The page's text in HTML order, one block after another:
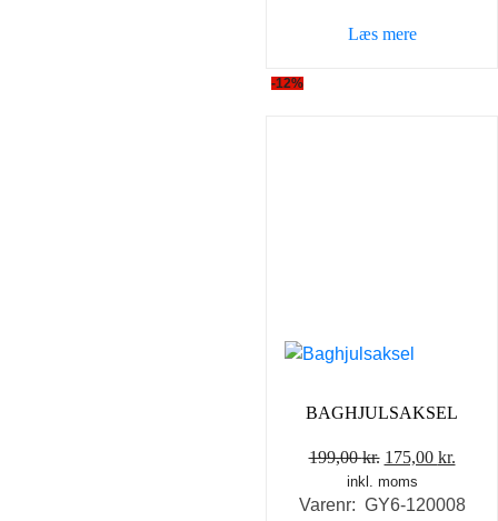
69,00 kr..
Læs mere
-12%
BAGHJULSAKSEL
199,00kr. Den
oprindelige
pris
175,00 kr.
pris
inkl. moms
Varenr: GY6-120008